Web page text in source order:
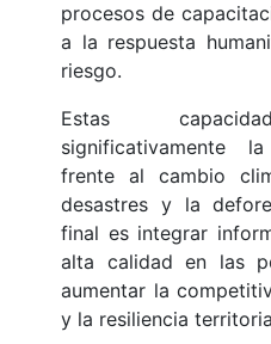
procesos de
a la respuesta
riesgo.
Estas
significativamente
frente al cambio
desastres y la
final es integrar
alta calidad en las
aumentar la
y la resiliencia